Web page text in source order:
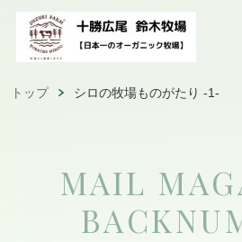
トップ シロの牧場ものがたり -1-
MAIL